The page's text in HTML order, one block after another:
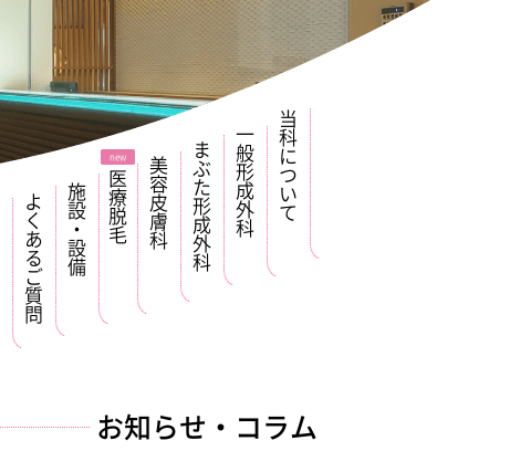
当科について
一般形成外科
まぶた形成外科
美容皮膚科
医療脱毛
施設・設備
よくあるご質問
お知らせ・コラム